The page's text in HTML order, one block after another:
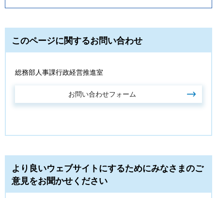
このページに関するお問い合わせ
総務部人事課行政経営推進室
より良いウェブサイトにするためにみなさまのご
意見をお聞かせください